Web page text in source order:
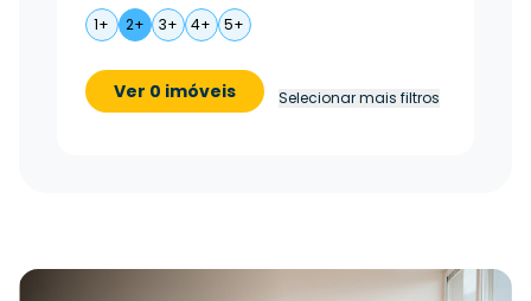
1+ 2+ 3+ 4+ 5+
Ver 0 imóveis Selecionar mais filtros